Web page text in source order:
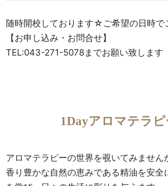
随時開校しております☆ご希望の日時で
【お申し込み・お問合せ】
TEL:043-271-5078までお願い致します
1Dayアロマテラピ
アロマテラピーの世界を覗いてみません
香り豊かな自然の恵みである精油を安全